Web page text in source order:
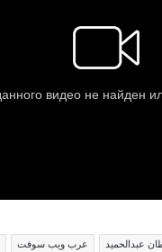
عرب ويب سوفت